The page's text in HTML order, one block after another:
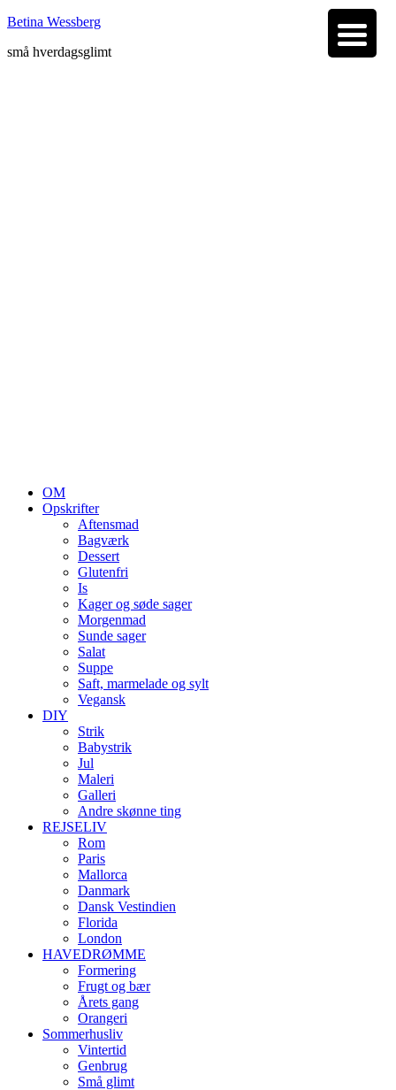
Betina Wessberg
små hverdagsglimt
OM
Opskrifter
Aftensmad
Bagværk
Dessert
Glutenfri
Is
Kager og søde sager
Morgenmad
Sunde sager
Salat
Suppe
Saft, marmelade og sylt
Vegansk
DIY
Strik
Babystrik
Jul
Maleri
Galleri
Andre skønne ting
REJSELIV
Rom
Paris
Mallorca
Danmark
Dansk Vestindien
Florida
London
HAVEDRØMME
Formering
Frugt og bær
Årets gang
Orangeri
Sommerhusliv
Vintertid
Genbrug
Små glimt